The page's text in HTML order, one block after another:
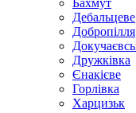
Бахмут
Дебальцеве
Добропілля
Дружківка
Єнакієве
Горлівка
Харцизьк